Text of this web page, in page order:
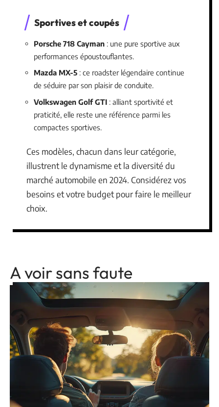
Sportives et coupés
Porsche 718 Cayman : une pure sportive aux
performances époustouflantes.
Mazda MX-5 : ce roadster légendaire continue
de séduire par son plaisir de conduite.
Volkswagen Golf GTI : alliant sportivité et
praticité, elle reste une référence parmi les
compactes sportives.
Ces modèles, chacun dans leur catégorie,
illustrent le dynamisme et la diversité du
marché automobile en 2024. Considérez vos
besoins et votre budget pour faire le meilleur
choix.
A voir sans faute